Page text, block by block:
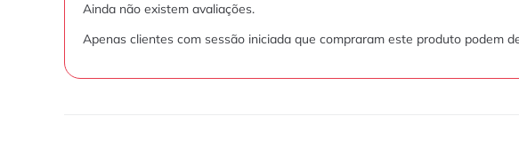
Ainda não existem avaliações.
Apenas clientes com sessão iniciada que compraram este produto podem